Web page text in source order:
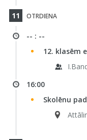
11 OTRDIENA
-- : --
12. klasēm
16:00
Skolēnu